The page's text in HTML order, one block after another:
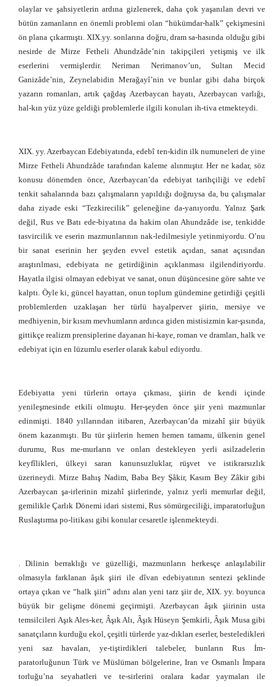
olaylar ve şahsiyetlerin ardına gizlenerek, daha çok yaşanılan devri ve
bütün zamanların en önemli problemi olan “hükümdar-halk” çekişmesini
ön plana çıkarmıştı. XIX.yy. sonlarına doğru, dram sa-hasında olduğu gibi
nesirde de Mirze Fetheli Ahundzâde’nin takipçileri yetişmiş ve ilk
eserlerini vermişlerdir. Neriman Nerimanov’un, Sultan Mecid
Ganizâde’nin, Zeynelabidin Merağayî’nin ve bunlar gibi daha birçok
yazarın romanları, artık çağdaş Azerbaycan hayatı, Azerbaycan varlığı,
hal-kın yüz yüze geldiği problemlerle ilgili konuları ih-tiva etmekteydi.
XIX. yy. Azerbaycan Edebiyatında, edebî ten-kidin ilk numuneleri de yine
Mirze Fetheli Ahundzâde tarafından kaleme alınmıştır. Her ne kadar, söz
konusu dönemden önce, Azerbaycan’da edebiyat tarihçiliği ve edebî
tenkit sahalarında bazı çalışmaların yapıldığı doğruysa da, bu çalışmalar
daha ziyade eski “Tezkirecilik” geleneğine da-yanıyordu. Yalnız Şark
değil, Rus ve Batı ede-biyatına da hakim olan Ahundzâde ise, tenkidde
tasvircilik ve eserin mazmunlarının nak-ledilmesiyle yetinmiyordu. O’nu
bir sanat eserinin her şeyden evvel estetik açıdan, sanat açısından
araştırılması, edebiyata ne getirdiğinin açıklanması ilgilendiriyordu.
Hayatla ilgisi olmayan edebiyat ve sanat, onun düşüncesine göre sahte ve
kalptı. Öyle ki, güncel hayattan, onun toplum gündemine getirdiği çeşitli
problemlerden uzaklaşan her türlü hayalperver şiirin, mersiye ve
medhiyenin, bir kısım mevhumların ardınca giden mistisizmin kar-şısında,
gittikçe realizm prensiplerine dayanan hi-kaye, roman ve dramları, halk ve
edebiyat için en lüzumlu eserler olarak kabul ediyordu.
Edebiyatta yeni türlerin ortaya çıkması, şiirin de kendi içinde
yenileşmesinde etkili olmuştu. Her-şeyden önce şiir yeni mazmunlar
edinmişti. 1840 yıllarından itibaren, Azerbaycan’da mizahî şiir büyük
önem kazanmıştı. Bu tür şiirlerin hemen hemen tamamı, ülkenin genel
durumu, Rus me-murların ve onları destekleyen yerli asilzadelerin
keyfîlikleri, ülkeyi saran kanunsuzluklar, rüşvet ve istikrarsızlık
üzerineydi. Mirze Bahış Nadim, Baba Bey Şâkir, Kasım Bey Zâkir gibi
Azerbaycan şa-irlerinin mizahî şiirlerinde, yalnız yerli memurlar değil,
gemilikle Çarlık Dönemi idari sistemi, Rus sömürgeciliği, imparatorluğun
Ruslaştırma po-litikası gibi konular cesaretle işlenmekteydi.
. Dilinin berraklığı ve güzelliği, mazmunların herkesçe anlaşılabilir
olmasıyla farklanan âşık şiiri ile dîvan edebiyatının sentezi şeklinde
ortaya çıkan ve “halk şiiri” adını alan yeni tarz şiir de, XIX. yy. boyunca
büyük bir gelişme dönemi geçirmişti. Azerbaycan âşık şiirinin usta
temsilcileri Aşık Ales-ker, Âşık Alı, Âşık Hüseyn Şemkirli, Âşık Musa gibi
sanatçıların kurduğu ekol, çeşitli türlerde yaz-dıkları eserler, besteledikleri
yeni saz havaları, ye-tiştirdikleri talebeler, bunların Rus İm-
paratorluğunun Türk ve Müslüman bölgelerine, Iran ve Osmanlı İmpara
torluğu’na seyahatleri ve te-sirlerini oralara kadar yaymaları ile